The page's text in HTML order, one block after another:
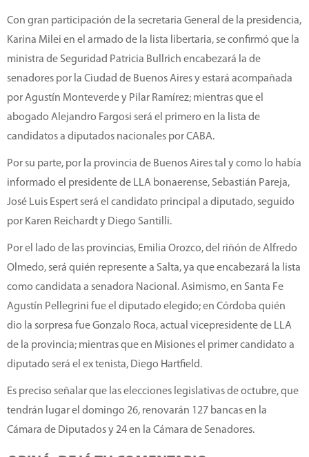
Con gran participación de la secretaria General de la presidencia,
Karina Milei en el armado de la lista libertaria, se confirmó que la
ministra de Seguridad Patricia Bullrich encabezará la de
senadores por la Ciudad de Buenos Aires y estará acompañada
por Agustín Monteverde y Pilar Ramírez; mientras que el
abogado Alejandro Fargosi será el primero en la lista de
candidatos a diputados nacionales por CABA.
Por su parte, por la provincia de Buenos Aires tal y como lo había
informado el presidente de LLA bonaerense, Sebastián Pareja,
José Luis Espert será el candidato principal a diputado, seguido
por Karen Reichardt y Diego Santilli.
Por el lado de las provincias, Emilia Orozco, del riñón de Alfredo
Olmedo, será quién represente a Salta, ya que encabezará la lista
como candidata a senadora Nacional. Asimismo, en Santa Fe
Agustín Pellegrini fue el diputado elegido; en Córdoba quién
dio la sorpresa fue Gonzalo Roca, actual vicepresidente de LLA
de la provincia; mientras que en Misiones el primer candidato a
diputado será el ex tenista, Diego Hartfield.
Es preciso señalar que las elecciones legislativas de octubre, que
tendrán lugar el domingo 26, renovarán 127 bancas en la
Cámara de Diputados y 24 en la Cámara de Senadores.